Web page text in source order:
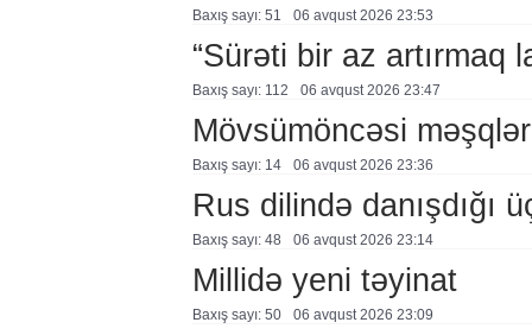
Baxış sayı: 51 06 avqust 2026 23:53
“Sürəti bir az artırmaq
Baxış sayı: 112 06 avqust 2026 23:47
Mövsümöncəsi
Baxış sayı: 14 06 avqust 2026 23:36
Rus dilində danışdığı
Baxış sayı: 48 06 avqust 2026 23:14
Millidə yeni təyinat
Baxış sayı: 50 06 avqust 2026 23:09